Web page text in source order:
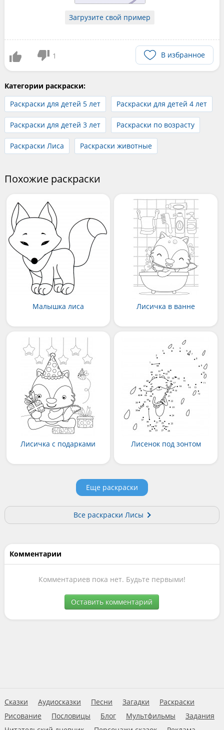
Загрузите свой пример
1 В избранное
Категории раскраски:
Раскраски для детей 5 лет
Раскраски для детей 4 лет
Раскраски для детей 3 лет Раскраски по возрасту
Раскраски Лиса Раскраски животные
Похожие раскраски
Малышка лиса Лисичка в ванне
Лисичка с подарками Лисенок под зонтом
Еще раскраски
Все раскраски Лисы
Комментарии
Комментариев пока нет. Будьте первыми!
Оставить комментарий
Сказки Аудиосказки Песни Загадки
Раскраски
Рисование
Пословицы Блог Мультфильмы
Задания